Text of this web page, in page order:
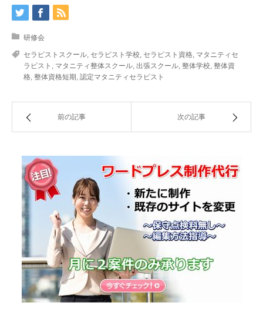
研修会
セラピストスクール, セラピスト学校, セラピスト資格, マタニティセ
ラピスト , マタニティ整体スクール, 出張スクール, 整体学校, 整体資
格, 整体資格短期 , 認定マタニティセラピスト
前の記事 次の記事